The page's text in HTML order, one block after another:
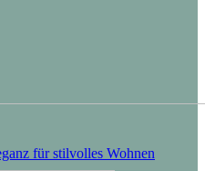
für stilvolles Wohnen